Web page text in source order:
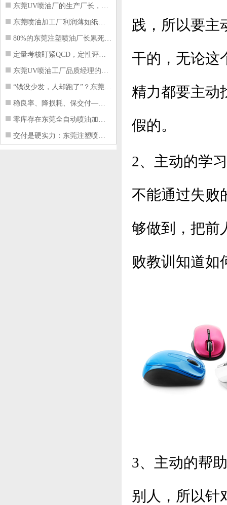
东莞UV喷油厂的生产厂长，到底在给工
东莞喷油加工厂利润薄如纸？这四项基本
80%的东莞注塑喷油厂长累死累活，利
定量考核盯紧QCD，定性评价看好配合
东莞UV喷油工厂品质经理的四项核心管
“钱没少发，人却跑了”？东莞注塑喷油
稳良率、降损耗、保交付——东莞这家U
零库存在东莞全自动喷油加工厂不可行的
交付是硬实力：东莞注塑喷油厂如何用齐
践，所以要主
干的，无论这
精力都要主动
假的。
2、主动的学
不能通过失败
够做到，把前
败教训知道如
3、主动的帮
别人，所以针